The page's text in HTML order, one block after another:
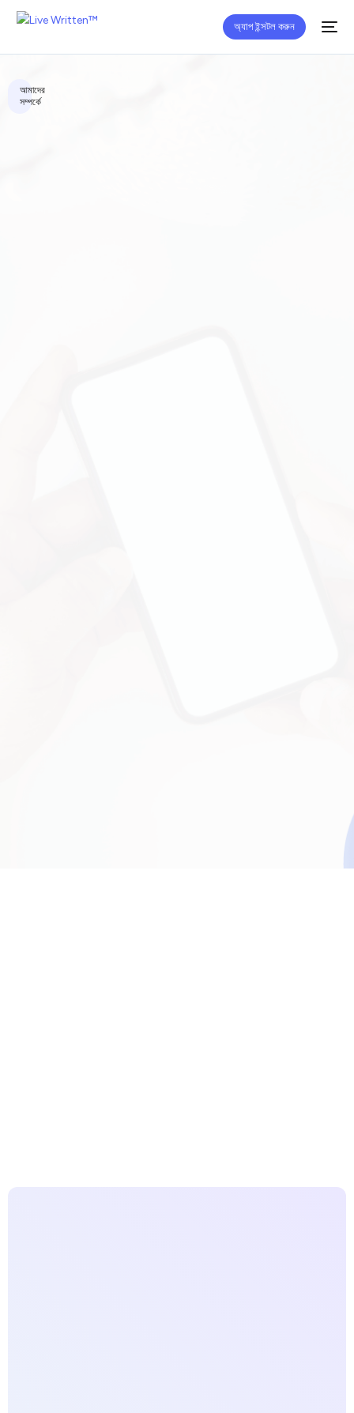
অ্যাপ ইন্সটল করুন
আমাদের
সম্পর্কে